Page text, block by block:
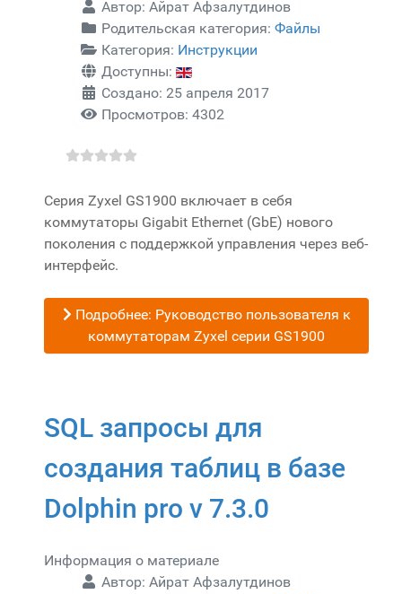
Автор: Айрат Афзалутдинов
Родительская категория: Файлы
Категория: Инструкции
Доступны:
Создано: 25 апреля 2017
Просмотров: 4302
Серия Zyxel GS1900 включает в себя
коммутаторы Gigabit Ethernet (GbE) нового
поколения с поддержкой управления через веб-
интерфейс.
Подробнее: Руководство пользователя к
коммутаторам Zyxel серии GS1900
SQL запросы для
создания таблиц в базе
Dolphin pro v 7.3.0
Информация о материале
Автор: Айрат Афзалутдинов